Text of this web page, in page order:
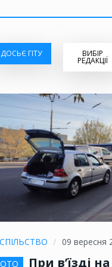
ДОСЬЄ ГІТУ ВИБІР
РЕДАКЦІЇ
09 вересня
При в’їзді